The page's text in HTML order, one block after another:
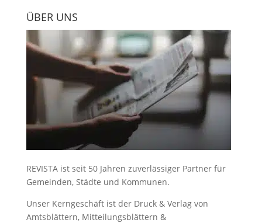
ÜBER UNS
REVISTA ist seit 50 Jahren zuverlässiger Partner für
Gemeinden, Städte und Kommunen.
Unser Kerngeschäft ist der Druck & Verlag von
Amtsblättern, Mitteilungsblättern &